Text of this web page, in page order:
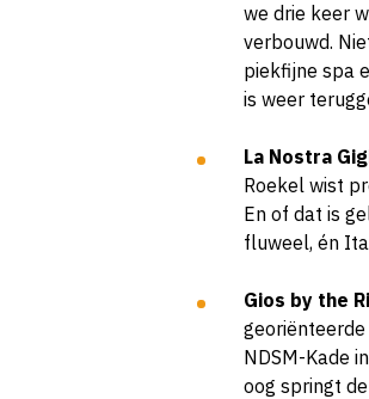
we drie keer
verbouwd.
piekfijne spa
is weer
La Nostra
Roekel wist
En of dat is
fluweel, én
Gios by the
NDSM-Kade
oog springt